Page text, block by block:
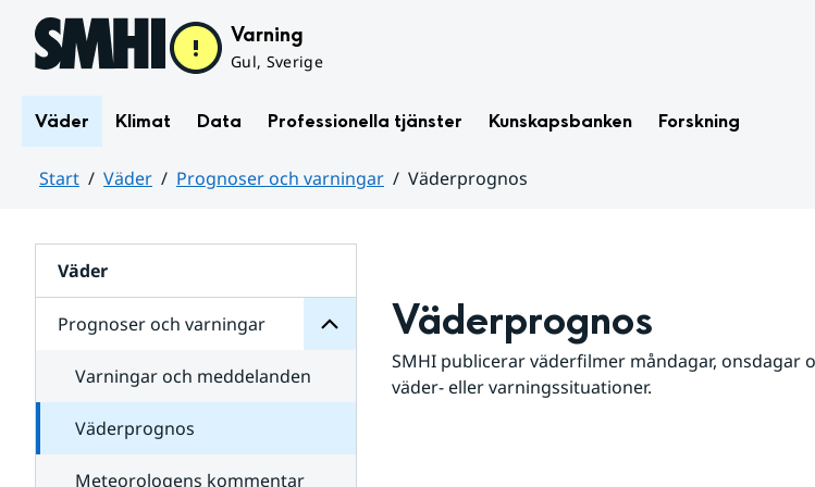
Hoppa till sidans innehåll Varning
Gul, Sverige
Väder Klimat Data Professionella tjänster Kunskapsbanken Forskning
Start Väder Prognoser och varningar
Väderprognos
Väder
Prognoser och varningar
för
varningar
Varningar och meddelanden
Väderprognos
Meteorologens kommentar
Väderprognos
SMHI publicerar väderfilmer måndagar, onsdagar
väder- eller varningssituationer.